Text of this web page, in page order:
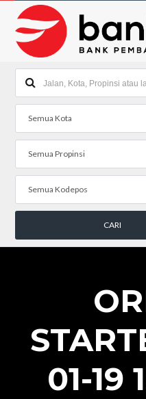
Semua Kota
Semua Propinsi
Semua Kodepos
01-19